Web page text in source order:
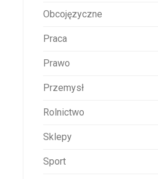
Obcojęzyczne
Praca
Prawo
Przemysł
Rolnictwo
Sklepy
Sport